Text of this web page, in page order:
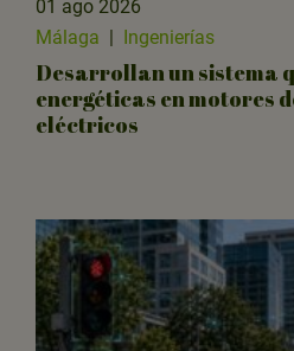
01 ago 2026
Málaga | Ingenierías
Desarrollan un sistema
energéticas en motores
eléctricos